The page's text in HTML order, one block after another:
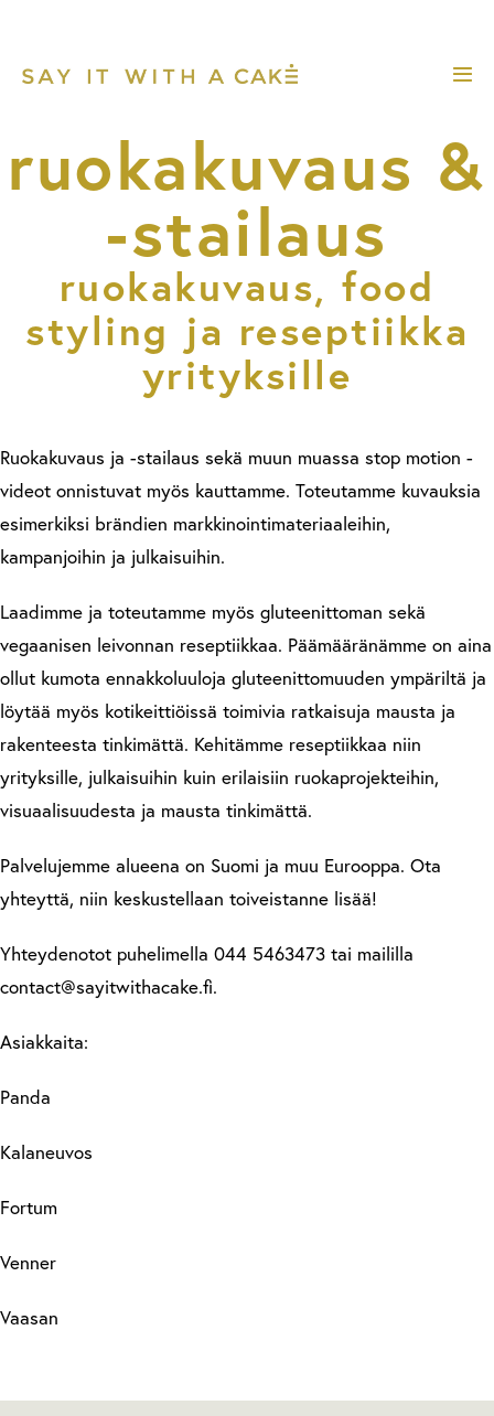
content
ruoka­kuvaus &
-stailaus
ruokakuvaus, food
styling ja reseptiikka
yrityksille
Ruokakuvaus ja -stailaus sekä muun muassa stop motion -
videot onnistuvat myös kauttamme. Toteutamme kuvauksia
esimerkiksi brändien markkinointimateriaaleihin,
kampanjoihin ja julkaisuihin.
Laadimme ja toteutamme myös gluteenittoman sekä
vegaanisen leivonnan reseptiikkaa. Päämääränämme on aina
ollut kumota ennakkoluuloja gluteenittomuuden ympäriltä ja
löytää myös kotikeittiöissä toimivia ratkaisuja mausta ja
rakenteesta tinkimättä. Kehitämme reseptiikkaa niin
yrityksille, julkaisuihin kuin erilaisiin ruokaprojekteihin,
visuaalisuudesta ja mausta tinkimättä.
Palvelujemme alueena on Suomi ja muu Eurooppa. Ota
yhteyttä, niin keskustellaan toiveistanne lisää!
Yhteydenotot puhelimella 044 5463473 tai maililla
contact@sayitwithacake.fi.
Asiakkaita:
Panda
Kalaneuvos
Fortum
Venner
Vaasan